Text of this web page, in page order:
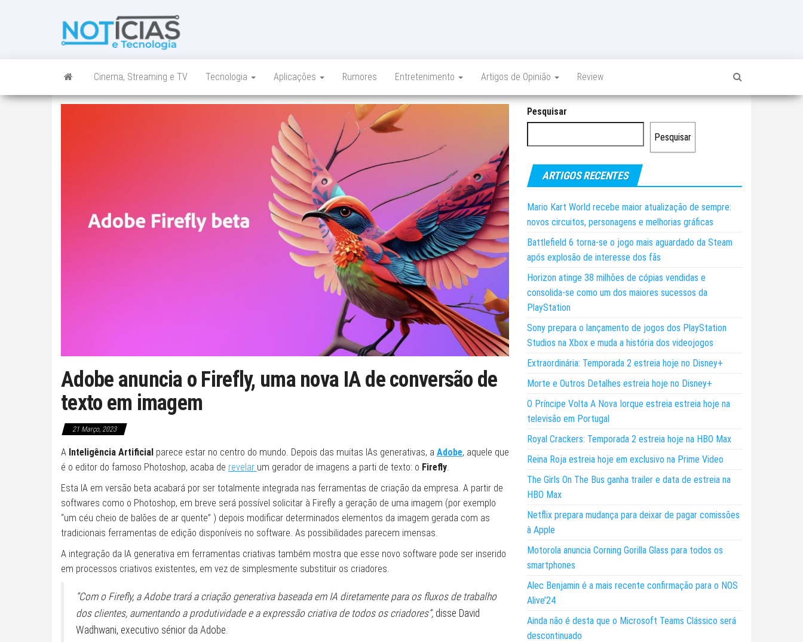
num só lugar
Cinema, Streaming e TV Tecnologia Aplicações Rumores Entretenimento Artigos de Opinião Review
Adobe anuncia o Firefly, uma nova IA de conversão de
texto em imagem
21 Março, 2023
A Inteligência Artificial parece estar no centro do mundo. Depois das muitas IAs generativas, a Adobe, aquele que
é o editor do famoso Photoshop, acaba de revelar um gerador de imagens a parti de texto: o Firefly
Esta IA em versão beta acabará por ser totalmente integrada nas ferramentas de criação da empresa. A partir de
softwares como o Photoshop, em breve será possível solicitar à Firefly a geração de uma imagem (por exemplo
“um céu cheio de balões de ar quente” ) depois modificar determinados elementos da imagem gerada com as
tradicionais ferramentas de edição disponíveis no software. As possibilidades parecem imensas.
A integração da IA ​​generativa em ferramentas criativas também mostra que esse novo software pode ser inserido
em processos criativos existentes, em vez de simplesmente substituir os criadores.
“Com o Firefly, a Adobe trará a criação generativa baseada em IA diretamente para os fluxos de trabalho
dos clientes, aumentando a produtividade e a expressão criativa de todos os criadores”, disse David
Wadhwani, executivo sénior da Adobe.
Pesquisar
Pesquisar
ARTIGOS RECENTES
Mario Kart World recebe maior atualização de sempre:
novos circuitos, personagens e melhorias gráficas
Battlefield 6 torna-se o jogo mais aguardado da Steam
após explosão de interesse dos fãs
Horizon atinge 38 milhões de cópias vendidas e
consolida-se como um dos maiores sucessos da
PlayStation
Sony prepara o lançamento de jogos dos PlayStation
Studios na Xbox e muda a história dos videojogos
Extraordinária: Temporada 2 estreia hoje no Disney+
Morte e Outros Detalhes estreia hoje no Disney+
O Príncipe Volta A Nova Iorque estreia estreia hoje na
televisão em Portugal
Royal Crackers: Temporada 2 estreia hoje na HBO Max
Reina Roja estreia hoje em exclusivo na Prime Video
The Girls On The Bus ganha trailer e data de estreia na
HBO Max
Netflix prepara mudança para deixar de pagar comissões
à Apple
Motorola anuncia Corning Gorilla Glass para todos os
smartphones
Alec Benjamin é a mais recente confirmação para o NOS
Alive’24
Ainda não é desta que o Microsoft Teams Clássico será
descontinuado